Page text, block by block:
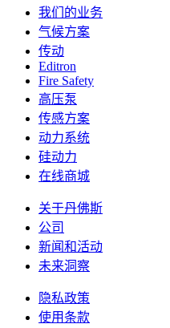
我们的业务
气候方案
传动
Editron
Fire Safety
高压泵
传感方案
动力系统
硅动力
在线商城
关于丹佛斯
公司
新闻和活动
未来洞察
隐私政策
使用条款